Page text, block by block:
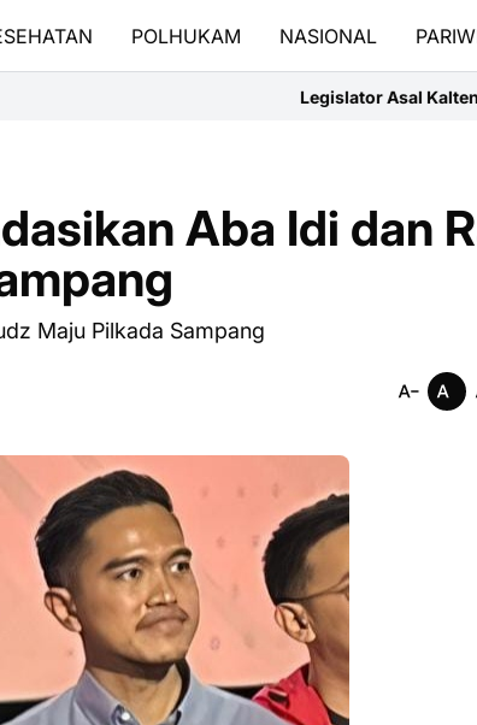
POLHUKAM NASIONAL
Legislator Asal Kalteng Prihatin dengan
Aba Idi dan
Maju Pilkada Sampang